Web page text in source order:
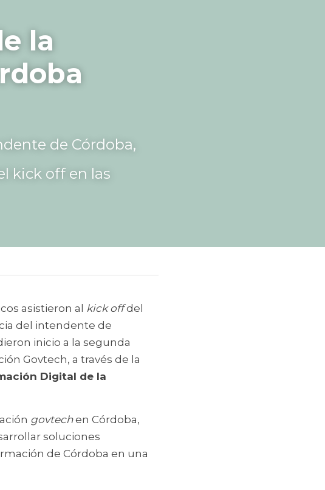
la
de Córdoba,
kick off en las
asistieron al kick off del
del intendente de
inicio a la segunda
Govtech, a través de la
Digital de la
govtech en Córdoba,
soluciones
de Córdoba en una